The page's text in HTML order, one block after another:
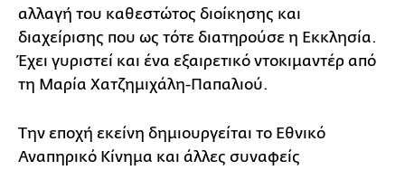
αλλαγή του καθεστώτος διοίκησης και
διαχείρισης που ως τότε διατηρούσε η Εκκλησία.
Έχει γυριστεί και ένα εξαιρετικό ντοκιμαντέρ από
τη Μαρία Χατζημιχάλη-Παπαλιού.
Την εποχή εκείνη δημιουργείται το Εθνικό
Αναπηρικό Κίνημα και άλλες συναφείς